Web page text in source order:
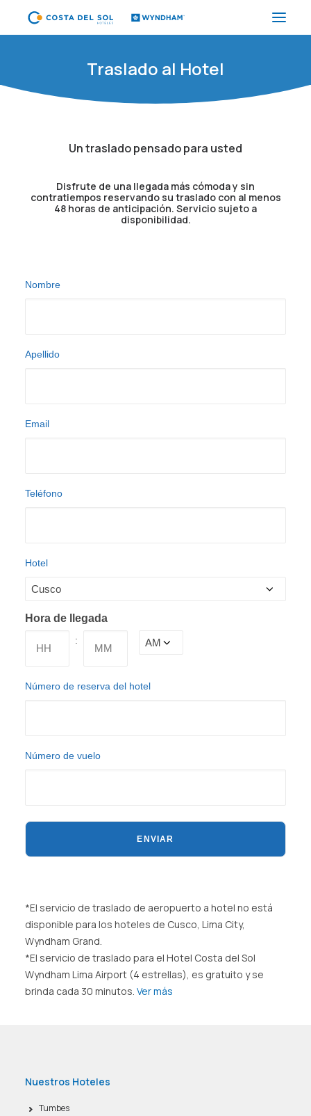
PAQUETES
EVENTOS
SPA
ES
Traslado al Hotel
Un traslado pensado para usted
Disfrute de una llegada más cómoda y sin
contratiempos reservando su traslado con al menos
48 horas de anticipación. Servicio sujeto a
disponibilidad.
Nombre
Apellido
Email
Teléfono
Hotel
Hora de llegada
: AM/PM
Número de reserva del hotel
Número de vuelo
*El servicio de traslado de aeropuerto a hotel no está
disponible para los hoteles de Cusco, Lima City,
Wyndham Grand.
*El servicio de traslado para el Hotel Costa del Sol
Wyndham Lima Airport (4 estrellas), es gratuito y se
brinda cada 30 minutos. Ver más
Nuestros Hoteles
Tumbes